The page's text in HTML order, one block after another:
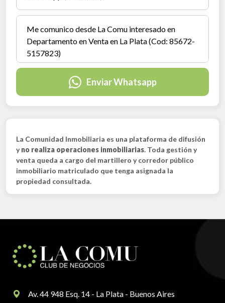
Enviar Whatsapp
La Comunidad Inmobiliaria es una plataforma de difusión
yno realiza operaciones inmobiliarias. Toda gestión y
venta queda a cargo del martillero y corredor público
inmobiliario matriculado que tenga asignada la
propiedad consultada.
Av. 44 948 Esq. 14 - La Plata - Buenos Aires